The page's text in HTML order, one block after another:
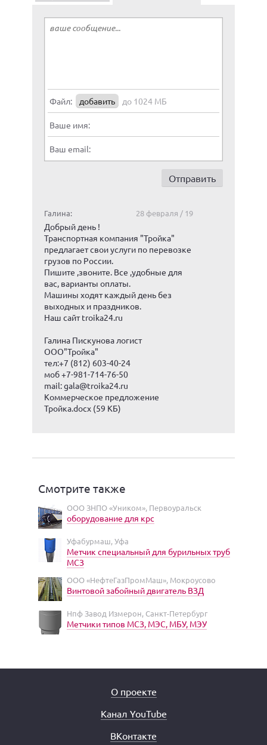
Файл: добавить до 1024 МБ
Ваше имя:
Ваш email:
Галина: 28 февраля / 19
Добрый день !
Транспортная компания "Тройка"
предлагает свои услуги по перевозке
грузов по России.
Пишите ,звоните. Все ,удобные для
вас, варианты оплаты.
Машины ходят каждый день без
выходных и праздников.
Наш сайтtroika24.ru
Галина Пискунова логист
ООО"Тройка"
тел:+7 (812) 603-40-24
моб +7-981-714-76-50
mail: gala@troika24.ru
Коммерческое предложение
Тройка.docx (59 КБ)
Смотрите также
ООО ЗНПО «Уником», Первоуральск
оборудование для крс
Уфабурмаш, Уфа
Метчик специальный для бурильных труб
МСЗ
ООО «НефтеГазПромМаш», Мокроусово
Винтовой забойный двигатель ВЗД
Нпф Завод Измерон, Санкт-Петербург
Метчики типов МСЗ, МЭС, МБУ, МЭУ
О проекте
Канал YouTube
ВКонтакте